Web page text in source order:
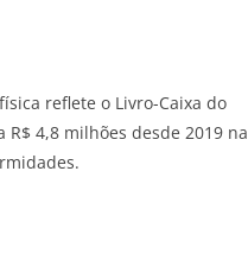
reflete o Livro-Caixa do
4,8 milhões desde 2019 na